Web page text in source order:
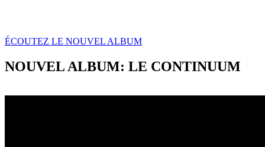
ÉCOUTEZ LE NOUVEL ALBUM
NOUVEL ALBUM: LE CONTINUUM